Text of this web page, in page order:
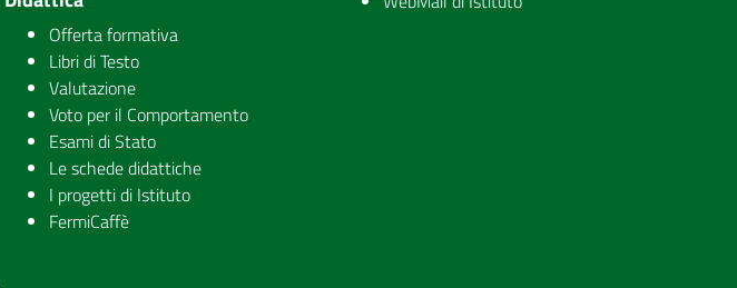
Offerta formativa
Libri di Testo
Valutazione
Voto per il Comportamento
Esami di Stato
Le schede didattiche
I progetti di Istituto
FermiCaffè